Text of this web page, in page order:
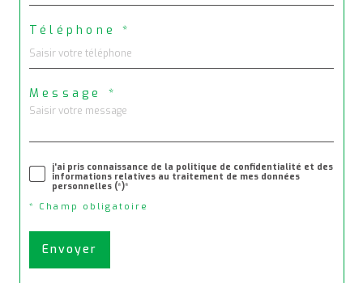
Téléphone *
Message *
j'ai pris connaissance de la politique de confidentialité et des
informations relatives au traitement de mes données
personnelles (*)*
* Champ obligatoire
Envoyer